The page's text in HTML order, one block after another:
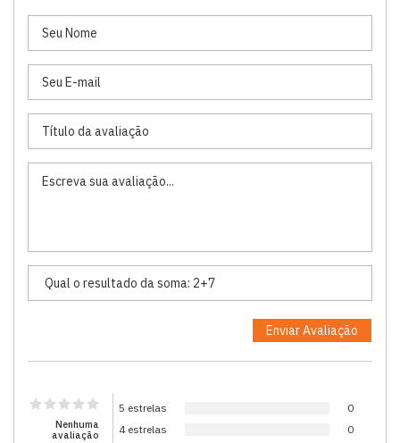
Nenhuma
avaliação
5 estrelas
0
4 estrelas
0